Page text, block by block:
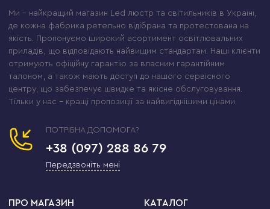
Ми – найкращий магазин Led люстр та світильників в Україні,
де кожна фабрика ретельно відібрана та протестована на
якість. Пропонуємо широкий асортимент освітлювальних
приладів, що відповідають найвищим стандартам. Наші клієнти
отримують офіційну гарантію за власним гарантійним
талоном, а також мають доступ до нашого сервісного
центру, що забезпечує швидке та якісне обслуговування.
Тільки у нас – кращі пропозиції за найвигіднішими цінами.
ПОТРІБНА ДОПОМОГА?
+38 (097) 288 86 79
Передзвоніть мені
ПРО МАГАЗИН КАТАЛОГ